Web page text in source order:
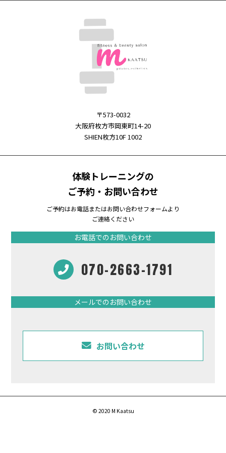
〒573-0032
大阪府枚方市岡東町14-20
SHIEN枚方10F 1002
体験トレーニングの
ご予約・お問い合わせ
ご予約はお電話またはお問い合わせフォームより
ご連絡ください
お電話でのお問い合わせ
070-2663-1791
メールでのお問い合わせ
お問い合わせ
© 2020 M Kaatsu